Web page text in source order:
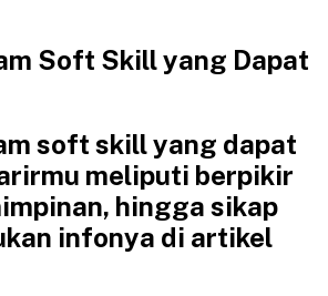
Soft Skill yang Dapat
soft skill yang dapat
meliputi berpikir
hingga sikap
infonya di artikel